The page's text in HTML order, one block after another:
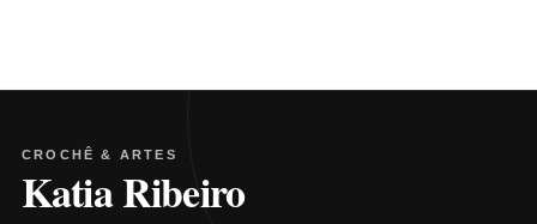
CROCHÊ & ARTES
Katia Ribeiro